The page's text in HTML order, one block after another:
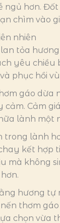
ngủ hơn.
chìm vào
nhiên
tỏa
yêu
phục hồi
gáo dừa
cảm. Cảm
lành một
trong lành
kết hợp
mà không
hương tự
thơm
chọn vừa